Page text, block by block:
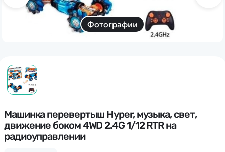
Фотографии
Машинка перевертыш Hyper, музыка, свет,
движение боком 4WD 2.4G 1/12 RTR на
радиоуправлении
Дополнительный способ связи
WhatsApp/Мобильный
Есть вопрос? Можем связаться с вами